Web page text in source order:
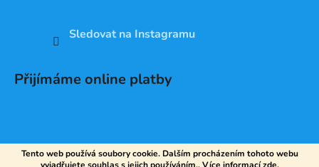
Tento web používá soubory cookie. Dalším procházením tohoto webu
Sledovat na Instagramu
Přijímáme online platby